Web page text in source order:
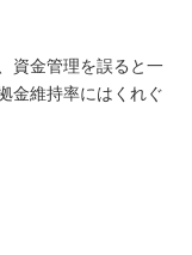
資金管理を誤ると一
金維持率にはくれぐ